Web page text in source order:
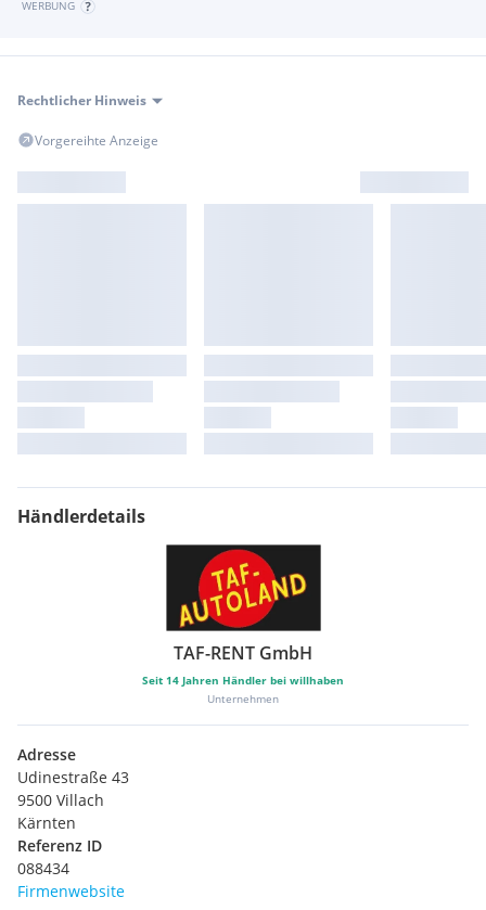
WERBUNG
Rechtlicher Hinweis
Vorgereihte Anzeige
Händlerdetails
TAF-RENT GmbH
Seit 14 Jahren Händler bei willhaben
Unternehmen
Adresse
Udinestraße 43
9500 Villach
Kärnten
Referenz ID
088434
Firmenwebsite